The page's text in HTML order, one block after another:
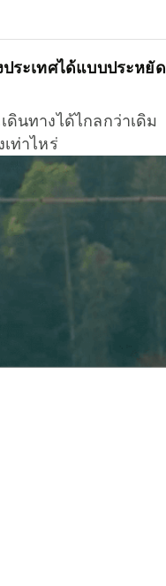
ประเทศได้แบบประหยัด
ดินทางได้ไกลกว่าเดิม
ท่าไหร่